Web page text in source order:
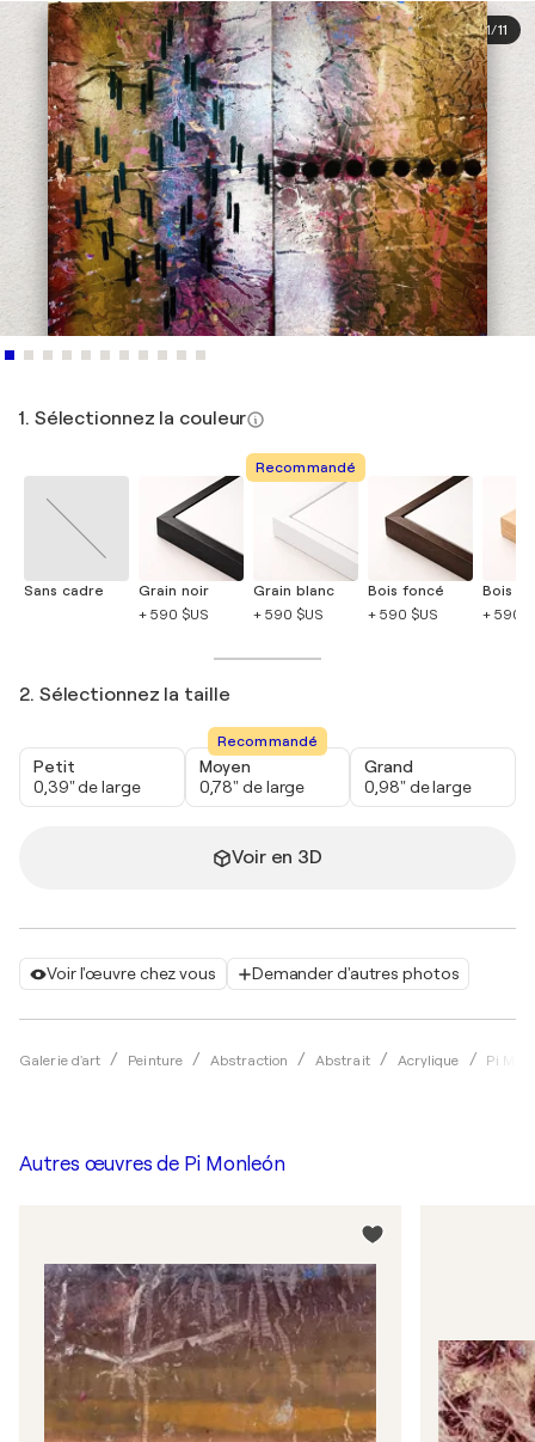
Voir l'œuvre chez vous Demander d'autres photos
Galerie d'art Peinture Abstraction Abstrait Acrylique Pi
1/11
1. Sélectionnez la couleur
Sans cadre
Grain noir
+ 590 $US
Recommandé
Grain blanc
+ 590 $US
Bois foncé
+ 590 $US
Bois
+ 590
2. Sélectionnez la taille
Petit
0,39" de large
Recommandé
Moyen
0,78" de large
Grand
0,98" de large
Voir en 3D
Autres œuvres de Pi Monleón